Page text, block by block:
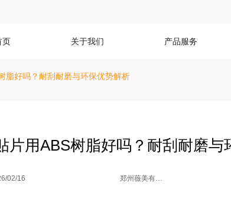
页 关于我们 产品服务
脂好吗？耐刮耐磨与环保优势解析
片用ABS树脂好吗？耐刮耐磨与
02/16
郑州薇美有限